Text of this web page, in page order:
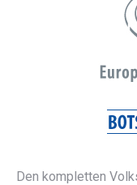
Den kompletten